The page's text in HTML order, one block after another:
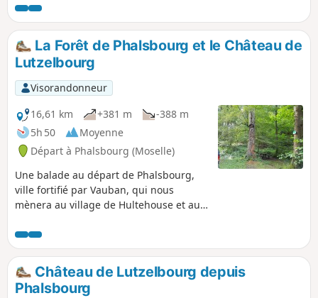
tunnel piéton, passant sous le canal.À
mi-parcours, faisons une pause
déjeuner à la Brasserie des Éclusiers, au
bord du canal.Vous passerez :- dans un
boyau technique sous le canal. (Prévoir
une lampe frontale).- le long du
Ruisseau Forellenbaechel, sous les voies
ferrées.
La Forêt de Phalsbourg et le Château de
Lutzelbourg
Visorandonneur
16,61 km
+381 m
-388 m
5h 50
Moyenne
Départ à Phalsbourg (Moselle)
Une balade au départ de Phalsbourg,
ville fortifié par Vauban, qui nous
mènera au village de Hultehouse et au
Château de Lutzelbourg depuis
Phalsbourg